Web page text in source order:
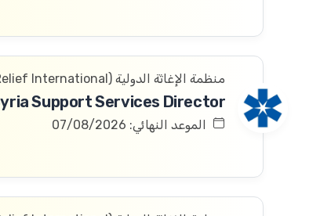
منظمة الإغاثة الدولیة (Relief International)
Support Services Director
الموعد النهائي: 07/08/2026